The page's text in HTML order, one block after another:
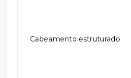
Cabeamento estruturado